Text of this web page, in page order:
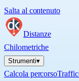
Salta al contenuto
Distanze
Chilometriche
Strumenti▾
Calcola percorso